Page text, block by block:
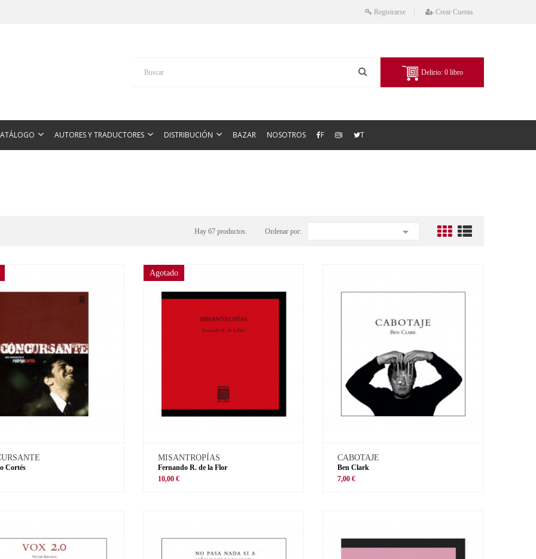
Registrarse Crear Cuenta
Delirio: 0 libro
AUTORES Y TRADUCTORES DISTRIBUCIÓN BAZAR NOSOTROS F I T
Hay 67 productos. Ordenar por: 
Cortés
Agotado
MISANTROPÍAS
Fernando R. de la Flor
10,00 €
CABOTAJE
Ben Clark
7,00 €